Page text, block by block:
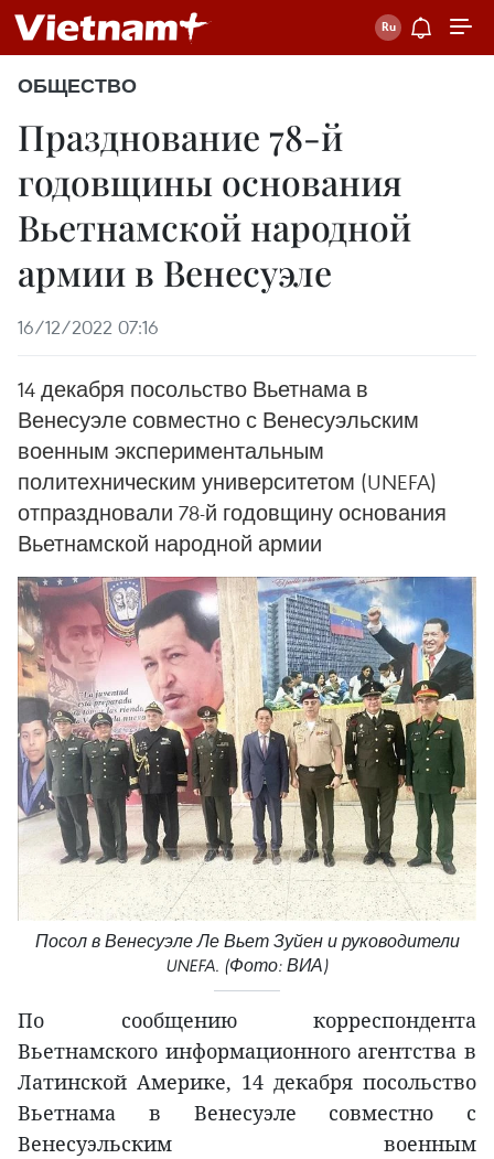
ОБЩЕСТВО
Празднование 78-й
годовщины основания
Вьетнамской народной
армии в Венесуэле
16/12/2022 07:16
14 декабря посольство Вьетнама в
Венесуэле совместно с Венесуэльским
военным экспериментальным
политехническим университетом (UNEFA)
отпраздновали 78-й годовщину основания
Вьетнамской народной армии
Посол в Венесуэле Ле Вьет Зуйен и руководители
UNEFA. (Фото: ВИА)
По сообщению корреспондента
Вьетнамского информационного агентства в
Латинской Америке, 14 декабря посольство
Вьетнама в Венесуэле совместно с
Венесуэльским военным